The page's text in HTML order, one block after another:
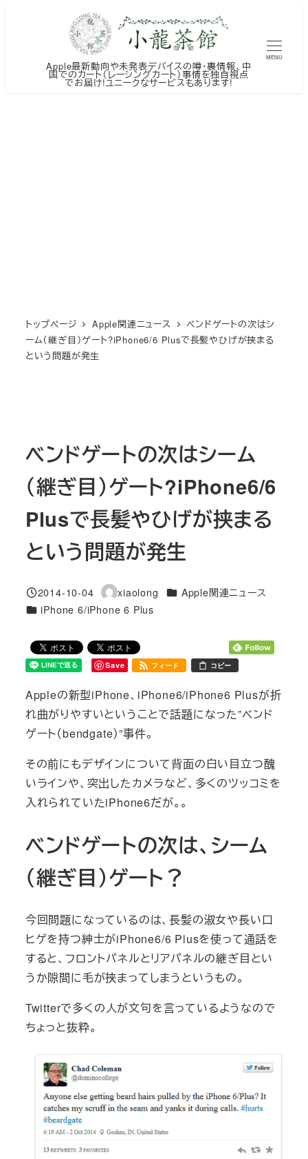
Apple最新動向や未発表デバイスの噂・裏情報、中
国でのカート（レーシングカート）事情を独自視点
でお届け!ユニークなサービスもあります!
MENU
トップページ Apple関連ニュース
ベンドゲートの次はシ
ーム（継ぎ目）ゲート?iPhone6/6 Plusで長髪やひげが挟まる
という問題が発生
ベンドゲートの次はシーム
（継ぎ目）ゲート?iPhone6/6
Plusで長髪やひげが挟まる
という問題が発生
投稿日
2014-10-04
著
者
xiaolong カテゴリー
Apple関連ニュース
カテゴリー
iPhone 6/iPhone 6 Plus
Save フィード コピー
Appleの新型iPhone、iPhone6/iPhone6 Plusが折
れ曲がりやすいということで話題になった”ベンド
ゲート（bendgate）”事件。
その前にもデザインについて背面の白い目立つ醜
いラインや、突出したカメラなど、多くのツッコミを
入れられていたiPhone6だが。。
ベンドゲートの次は、シーム
（継ぎ目）ゲート？
今回問題になっているのは、長髪の淑女や長い口
ヒゲを持つ紳士がiPhone6/6 Plusを使って通話を
すると、フロントパネルとリアパネルの継ぎ目とい
うか隙間に毛が挟まってしまうというもの。
Twitterで多くの人が文句を言っているようなので
ちょっと抜粋。